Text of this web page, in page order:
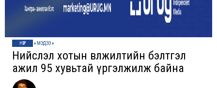
НҮҮР » МЭДЭЭ»
Нийслэл хотын өвөлжилтийн бэлтгэл
ажил 95 хувьтай үргэлжилж байна